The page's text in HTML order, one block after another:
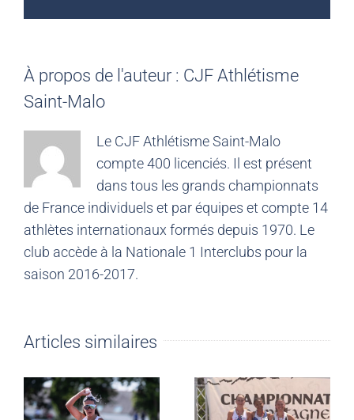
À propos de l'auteur : CJF Athlétisme
Saint-Malo
Le CJF Athlétisme Saint-Malo
compte 400 licenciés. Il est présent
dans tous les grands championnats
de France individuels et par équipes et compte 14
athlètes internationaux formés depuis 1970. Le
club accède à la Nationale 1 Interclubs pour la
saison 2016-2017.
Articles similaires